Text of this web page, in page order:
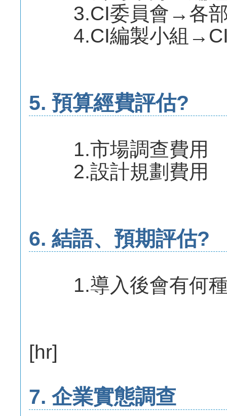
3.CI委員會→各部
4.CI編製小組→CI
5. 預算經費評估?
1.市場調查費用
2.設計規劃費用
6. 結語、預期評估?
1.導入後會有何種
[hr]
7. 企業實態調查